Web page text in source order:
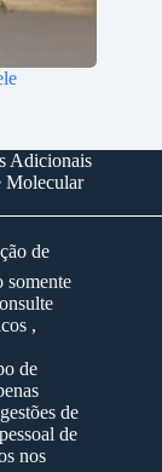
Adicionais
Molecular
de
somente
,
de
de
de
nos